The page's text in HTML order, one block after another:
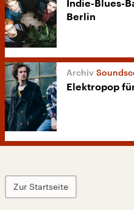
Indie-Blues-
Berlin
Elektropop
Zur Startseite